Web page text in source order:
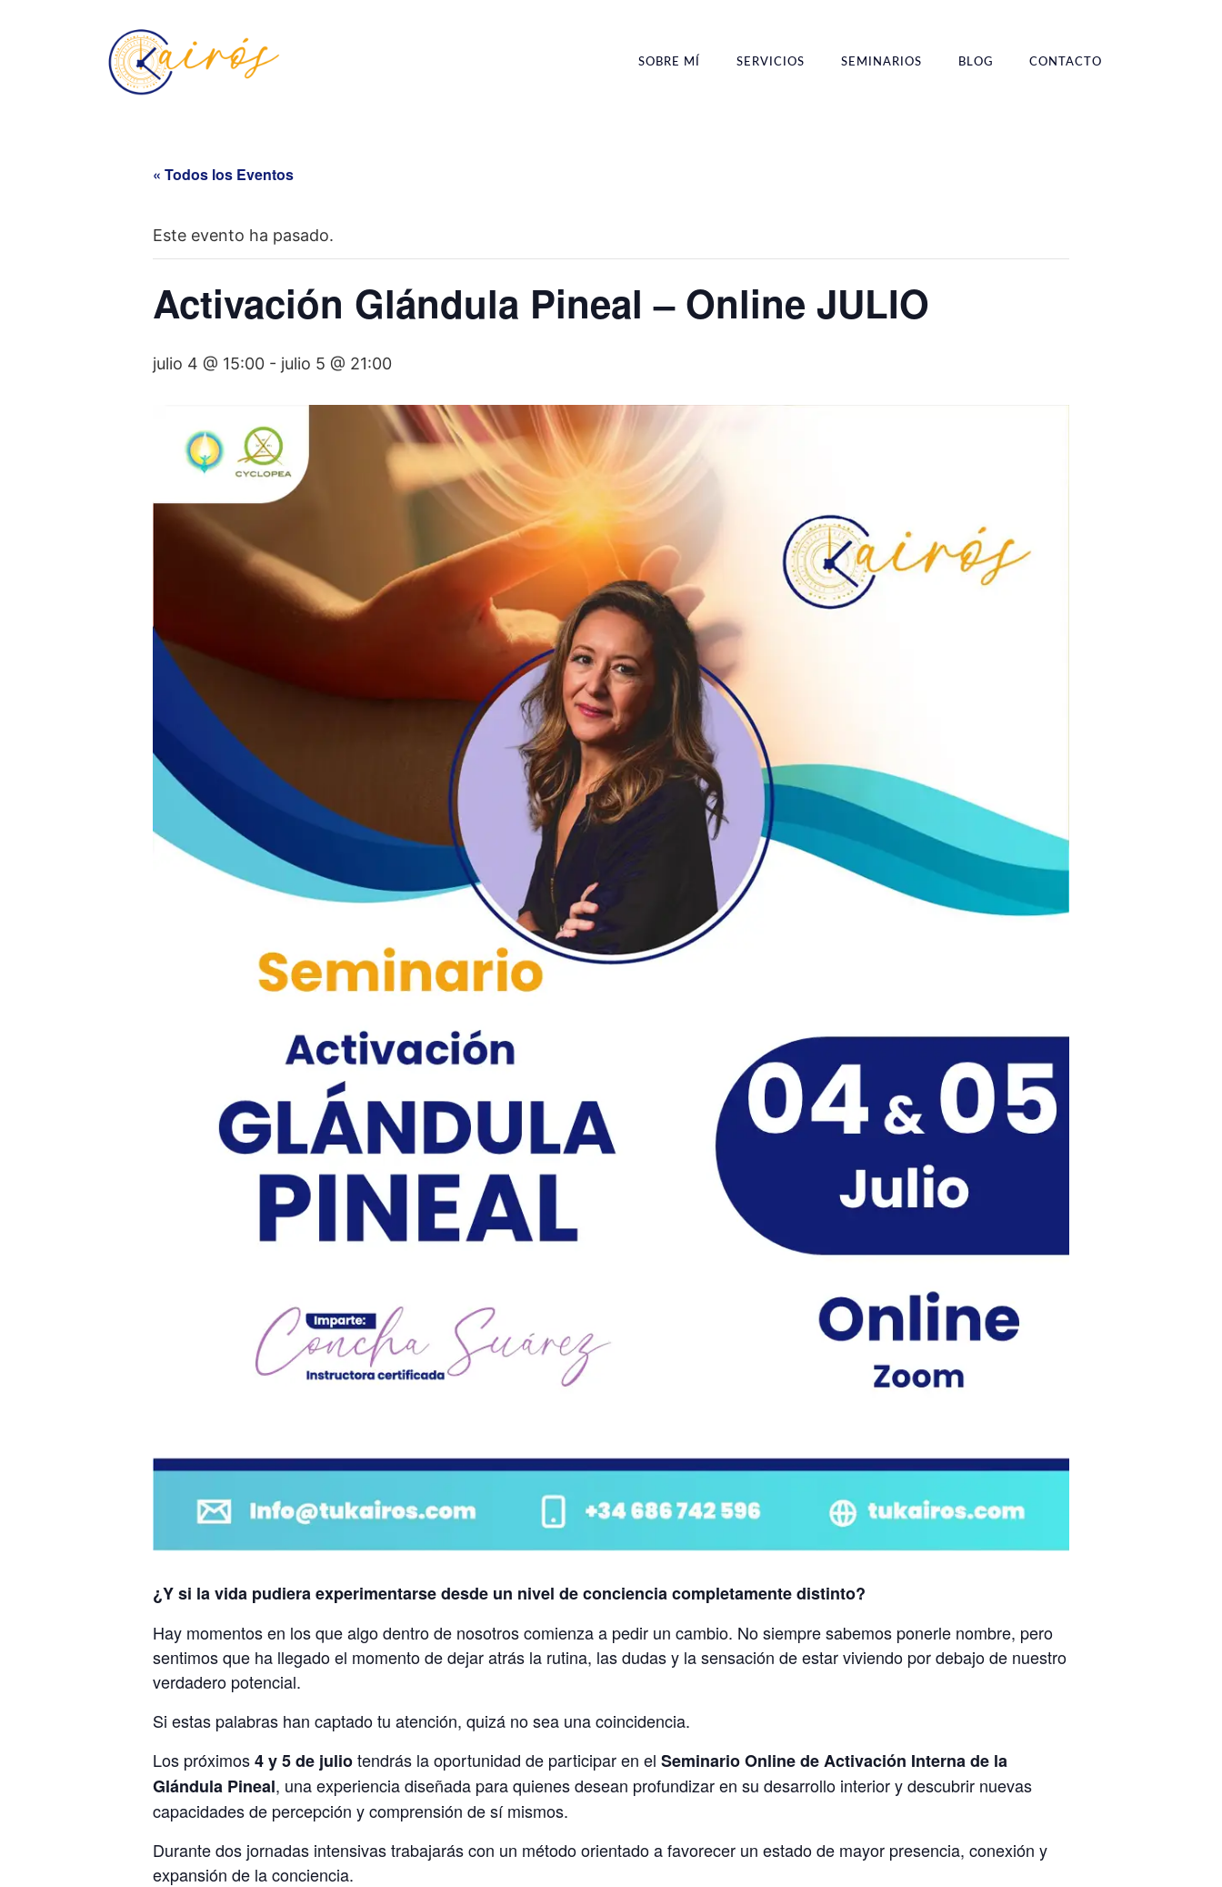
SOBRE MÍ SERVICIOS SEMINARIOS BLOG CONTACTO
« Todos los Eventos
Este evento ha pasado.
Activación Glándula Pineal – Online JULIO
julio 4 @ 15:00 - julio 5 @ 21:00
¿Y si la vida pudiera experimentarse desde un nivel de conciencia completamente distinto?
Hay momentos en los que algo dentro de nosotros comienza a pedir un cambio. No siempre sabemos ponerle nombre, pero
sentimos que ha llegado el momento de dejar atrás la rutina, las dudas y la sensación de estar viviendo por debajo de nuestro
verdadero potencial.
Si estas palabras han captado tu atención, quizá no sea una coincidencia.
Los próximos4 y 5 de juliotendrás la oportunidad de participar en el Seminario Online de Activación Interna de la
Glándula Pineal, una experiencia diseñada para quienes desean profundizar en su desarrollo interior y descubrir nuevas
capacidades de percepción y comprensión de sí mismos.
Durante dos jornadas intensivas trabajarás con un método orientado a favorecer un estado de mayor presencia, conexión y
expansión de la conciencia.